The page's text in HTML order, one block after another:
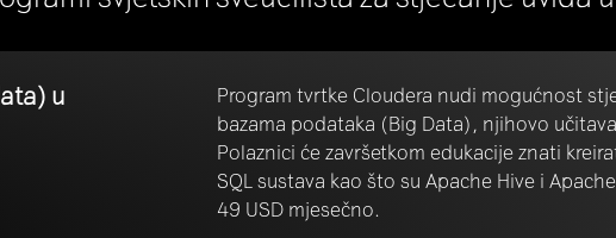
u
Program tvrtke Cloudera nudi mogućnost
bazama podataka (Big Data), njihovo
Polaznici će završetkom edukacije znati
SQL sustava kao što su Apache Hive i
49 USD mjesečno.